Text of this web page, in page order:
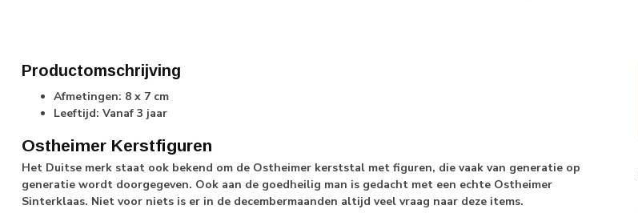
Productomschrijving
Afmetingen: 8 x 7 cm
Leeftijd: Vanaf 3 jaar
Ostheimer Kerstfiguren
Het Duitse merk staat ook bekend om de Ostheimer kerststal met figuren, die vaak van generatie op
generatie wordt doorgegeven. Ook aan de goedheilig man is gedacht met een echte Ostheimer
Sinterklaas. Niet voor niets is er in de decembermaanden altijd veel vraag naar deze items.